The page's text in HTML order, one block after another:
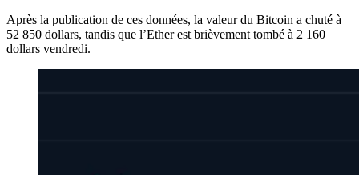
Après la publication de ces données, la valeur du Bitcoin a chuté à
52 850 dollars, tandis que l’Ether est brièvement tombé à 2 160
dollars vendredi.